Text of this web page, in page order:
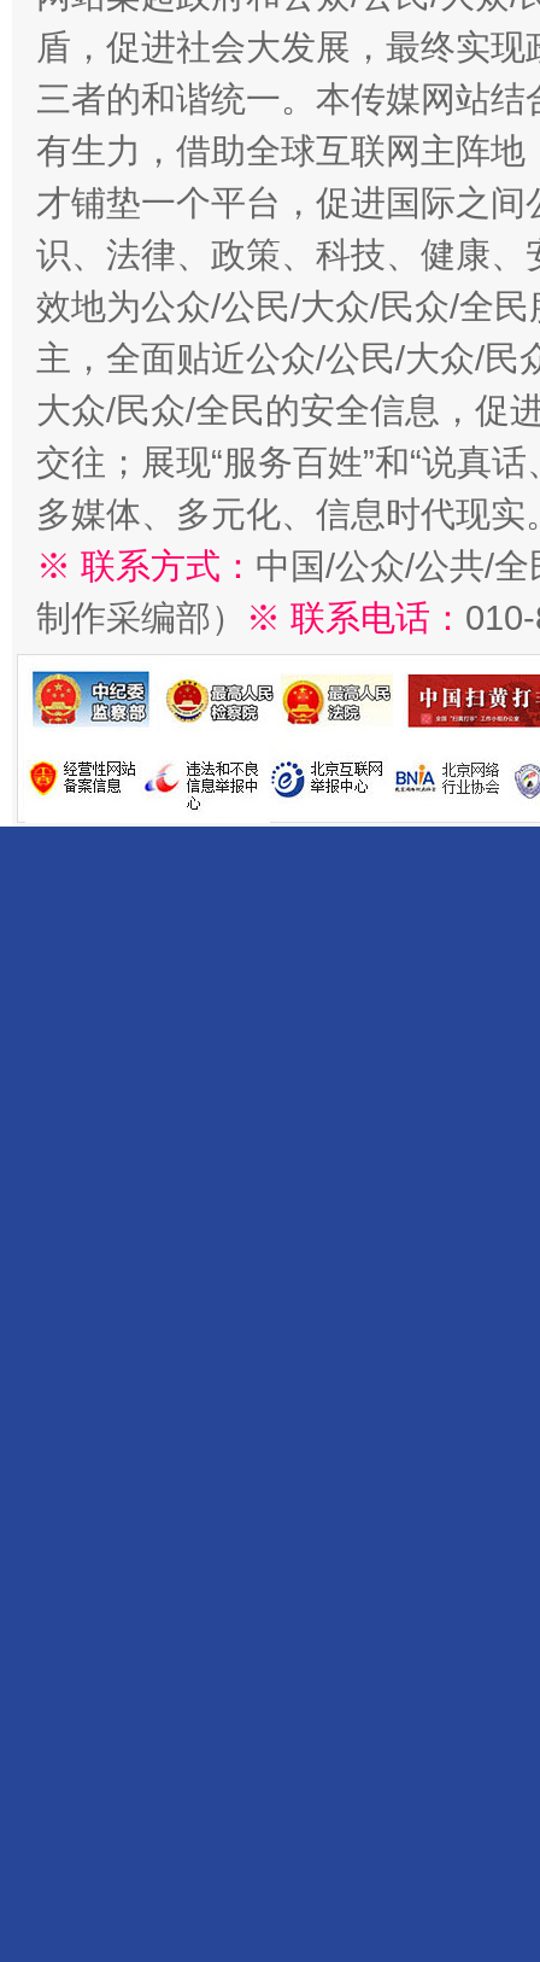
盾，促进社会大发展，最终实
三者的和谐统一。本传媒网站
有生力，借助全球互联网主阵
才铺垫一个平台，促进国际之
识、法律、政策、科技、健康
效地为公众/公民/大众/民众/全
主，全面贴近公众/公民/大众/民
大众/民众/全民的安全信息，促
交往；展现“服务百姓”和“说真
多媒体、多元化、信息时代现实
※ 联系方式： 中国/公众/公共/
制作采编部）
※ 联系电话：